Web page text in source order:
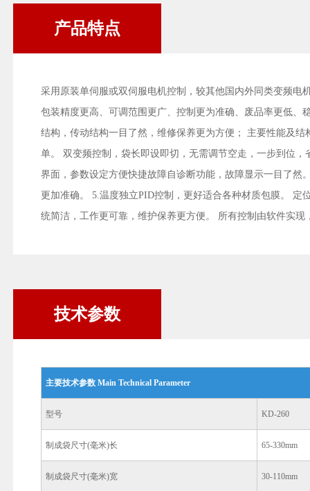
产品特点
采用原装单伺服或双伺服电机控制，较其他国内外同类变频电
包装精度更高、可调范围更广、控制更为准确、废品率更低、
结构，传动结构一目了然，维修保养更为方便； 主要性能及
单。 双变频控制，袋长即设即切，无需调节空走，一步到位
界面，参数设定方便快捷故障自诊断功能，故障显示一目了然
更加准确。 5.温度独立PID控制，更好适合各种材质包膜。 定
统简洁，工作更可靠，维护保养更方便。 所有控制由软件实现
技术参数
主要技术参数 Main Technical Parameter
型号 KD-260
制成袋尺寸(毫米)长 65-330mm
制成袋尺寸(毫米)宽 30-110mm